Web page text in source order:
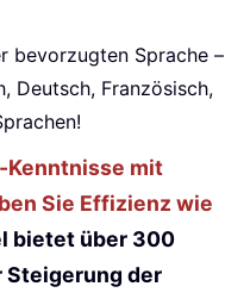
bevorzugten Sprache –
Deutsch, Französisch,
Kenntnisse mit
Sie Effizienz wie
bietet über 300
der